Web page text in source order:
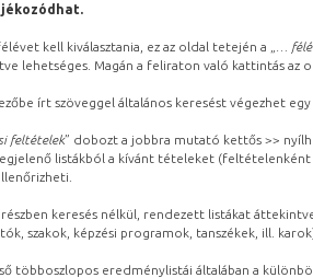
kell kiválasztania, ez az oldal tetején a „
…
lehetséges. Magán a feliraton való kattintás az
írt szöveggel általános keresést végezhet
feltételek” dobozt a jobbra mutató kettős >>
listákból a kívánt tételeket (feltételenként
részben keresés nélkül, rendezett listákat
szakok, képzési programok, tanszékek, ill.
többoszlopos eredménylistái általában a